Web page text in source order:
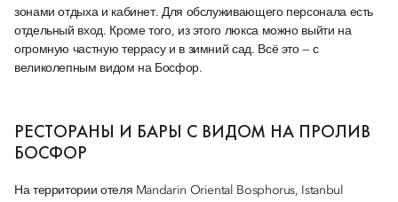
зонами отдыха и кабинет. Для обслуживающего персонала есть
отдельный вход. Кроме того, из этого люкса можно выйти на
огромную частную террасу и в зимний сад. Всё это — с
великолепным видом на Босфор.
РЕСТОРАНЫ И БАРЫ С ВИДОМ НА ПРОЛИВ
БОСФОР
На территории отеля Mandarin Oriental Bosphorus, Istanbul